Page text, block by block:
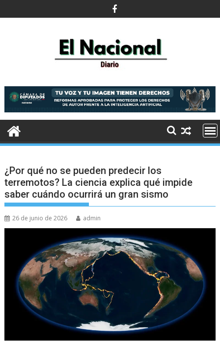
al
¿Por qué no se pueden predecir los
terremotos? La ciencia explica qué impide
saber cuándo ocurrirá un gran sismo
26 de junio de 2026 admin